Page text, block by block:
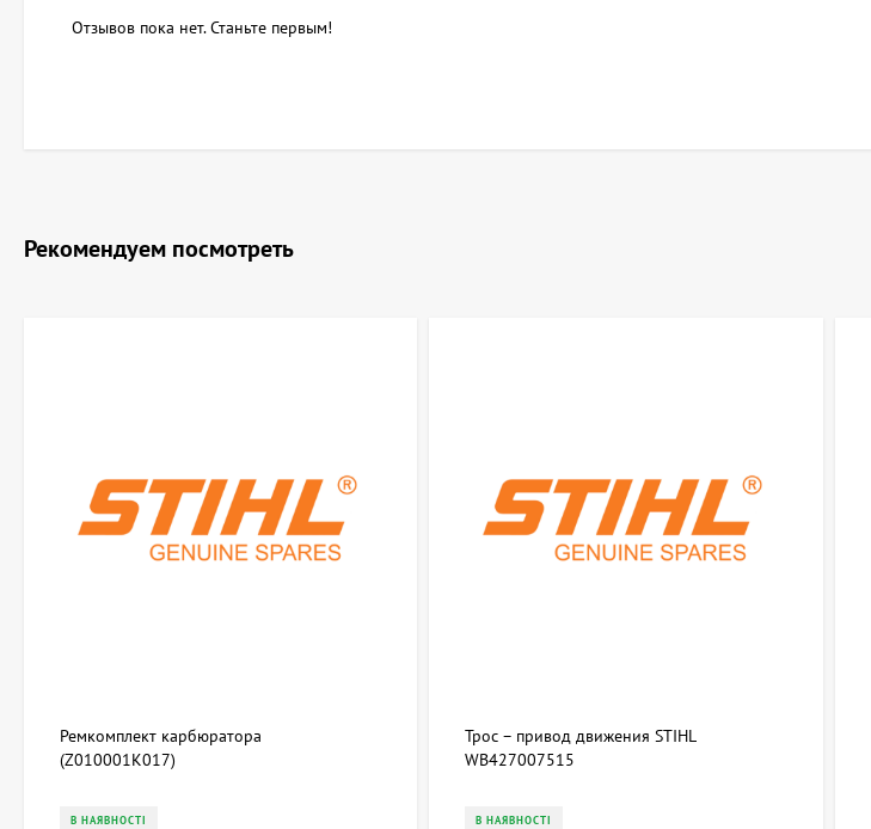
Отзывов пока нет. Станьте первым!
Рекомендуем посмотреть
Ремкомплект карбюратора
(Z010001K017)
В НАЯВНОСТІ
Трос – привод движения STIHL
WB427007515
В НАЯВНОСТІ